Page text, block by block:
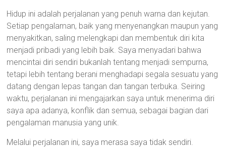
Hidup ini adalah perjalanan yang penuh warna dan kejutan.
Setiap pengalaman, baik yang menyenangkan maupun yang
menyakitkan, saling melengkapi dan membentuk diri kita
menjadi pribadi yang lebih baik. Saya menyadari bahwa
mencintai diri sendiri bukanlah tentang menjadi sempurna,
tetapi lebih tentang berani menghadapi segala sesuatu yang
datang dengan lepas tangan dan tangan terbuka. Seiring
waktu, perjalanan ini mengajarkan saya untuk menerima diri
saya apa adanya, konflik dan semua, sebagai bagian dari
pengalaman manusia yang unik.
Melalui perjalanan ini, saya merasa saya tidak sendiri.